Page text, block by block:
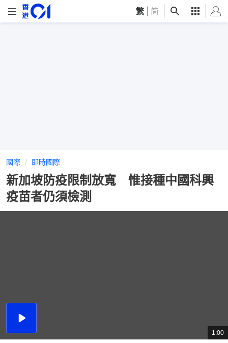
繁 简
國際 即時國際
新加坡防疫限制放寬 惟接種中國科興
疫苗者仍須檢測
播
總
共
1:00